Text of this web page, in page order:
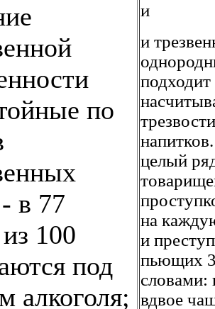
по
в 77
100
под
алкоголя;
и
и
целый
на
и
пьющих
вдвое